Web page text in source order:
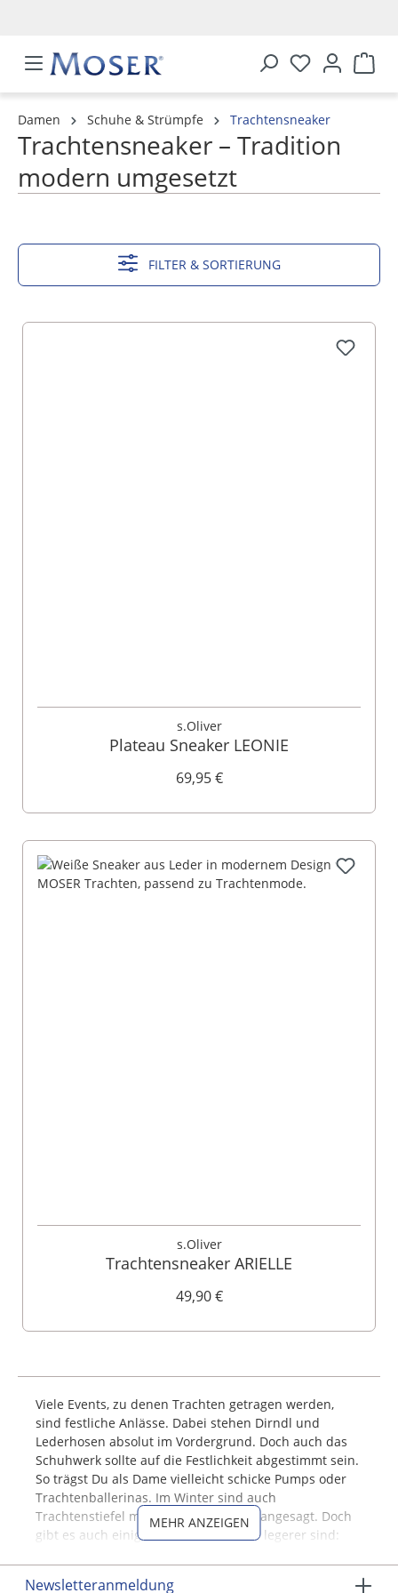
Damen Schuhe & Strümpfe Trachtensneaker
Trachtensneaker – Tradition
modern umgesetzt
FILTER & SORTIERUNG
s.Oliver
Plateau Sneaker LEONIE
69,95 €
s.Oliver
Trachtensneaker ARIELLE
49,90 €
MEHR ANZEIGEN
Viele Events, zu denen Trachten getragen werden,
sind festliche Anlässe. Dabei stehen Dirndl und
Lederhosen absolut im Vordergrund. Doch auch das
Schuhwerk sollte auf die Festlichkeit abgestimmt sein.
So trägst Du als Dame vielleicht schicke Pumps oder
Trachtenballerinas. Im Winter sind auch
Trachtenstiefel mit schmalem Absatz angesagt. Doch
gibt es auch einige Feste, die deutlich legerer sind:
Newsletteranmeldung